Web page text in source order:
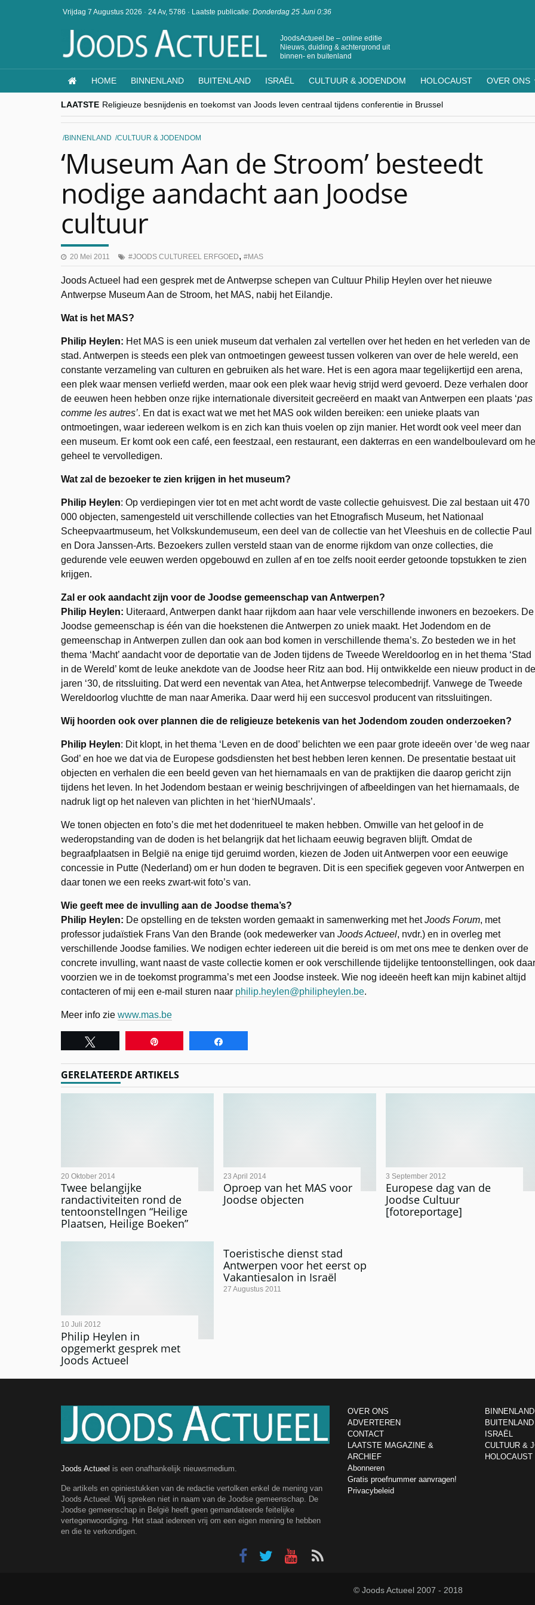
Vrijdag 7 Augustus 2026 · 24 Av, 5786 · Laatste publicatie: Donderdag 25 Juni 0:36
JoodsActueel.be – online editie
Nieuws, duiding & achtergrond uit
binnen- en buitenland
HOME BINNENLAND BUITENLAND ISRAËL CULTUUR & JODENDOM HOLOCAUST OVER ONS
LAATSTE Religieuze besnijdenis en toekomst van Joods leven centraal tijdens conferentie in Brussel
“Besnijdenisdebat toont hoe moeilijk seculiere Westen minderheden begrijpt”, Jinnih Beels (Vooruit)
CITYTRIP | ROEMENIË – Boekarest: de verrassing van Oost-Europa
“Vandaag zit elke Jood in België op de beklaagdenbank”
BINNENLAND CULTUUR & JODENDOM
‘Museum Aan de Stroom’ besteedt
nodige aandacht aan Joodse
cultuur
20 Mei 2011 JOODS CULTUREEL ERFGOED, MAS
Joods Actueel had een gesprek met de Antwerpse schepen van Cultuur Philip Heylen over het nieuwe
Antwerpse Museum Aan de Stroom, het MAS, nabij het Eilandje.
Wat is het MAS?
Philip Heylen: Het MAS is een uniek museum dat verhalen zal vertellen over het heden en het verleden van de
stad. Antwerpen is steeds een plek van ontmoetingen geweest tussen volkeren van over de hele wereld, een
constante verzameling van culturen en gebruiken als het ware. Het is een agora maar tegelijkertijd een arena,
een plek waar mensen verliefd werden, maar ook een plek waar hevig strijd werd gevoerd. Deze verhalen door
de eeuwen heen hebben onze rijke internationale diversiteit gecreëerd en maakt van Antwerpen een plaats ‘pas
comme les autres’. En dat is exact wat we met het MAS ook wilden bereiken: een unieke plaats van
ontmoetingen, waar iedereen welkom is en zich kan thuis voelen op zijn manier. Het wordt ook veel meer dan
een museum. Er komt ook een café, een feestzaal, een restaurant, een dakterras en een wandelboulevard om
geheel te vervolledigen.
Wat zal de bezoeker te zien krijgen in het museum?
Philip Heylen: Op verdiepingen vier tot en met acht wordt de vaste collectie gehuisvest. Die zal bestaan uit 470
000 objecten, samengesteld uit verschillende collecties van het Etnografisch Museum, het Nationaal
Scheepvaartmuseum, het Volkskundemuseum, een deel van de collectie van het Vleeshuis en de collectie Paul
en Dora Janssen-Arts. Bezoekers zullen versteld staan van de enorme rijkdom van onze collecties, die
gedurende vele eeuwen werden opgebouwd en zullen af en toe zelfs nooit eerder getoonde topstukken te zien
krijgen.
Zal er ook aandacht zijn voor de Joodse gemeenschap van Antwerpen?
Philip Heylen: Uiteraard, Antwerpen dankt haar rijkdom aan haar vele verschillende inwoners en bezoekers. De
Joodse gemeenschap is één van die hoekstenen die Antwerpen zo uniek maakt. Het Jodendom en de
gemeenschap in Antwerpen zullen dan ook aan bod komen in verschillende thema’s. Zo besteden we in het
thema ‘Macht’ aandacht voor de deportatie van de Joden tijdens de Tweede Wereldoorlog en in het thema ‘Stad
in de Wereld’ komt de leuke anekdote van de Joodse heer Ritz aan bod. Hij ontwikkelde een nieuw product in de
jaren ‘30, de ritssluiting. Dat werd een neventak van Atea, het Antwerpse telecombedrijf. Vanwege de Tweede
Wereldoorlog vluchtte de man naar Amerika. Daar werd hij een succesvol producent van ritssluitingen.
Wij hoorden ook over plannen die de religieuze betekenis van het Jodendom zouden onderzoeken?
Philip Heylen: Dit klopt, in het thema ‘Leven en de dood’ belichten we een paar grote ideeën over ‘de weg naar
God’ en hoe we dat via de Europese godsdiensten het best hebben leren kennen. De presentatie bestaat uit
objecten en verhalen die een beeld geven van het hiernamaals en van de praktijken die daarop gericht zijn
tijdens het leven. In het Jodendom bestaan er weinig beschrijvingen of afbeeldingen van het hiernamaals, de
nadruk ligt op het naleven van plichten in het ‘hierNUmaals’.
We tonen objecten en foto’s die met het dodenritueel te maken hebben. Omwille van het geloof in de
wederopstanding van de doden is het belangrijk dat het lichaam eeuwig begraven blijft. Omdat de
begraafplaatsen in België na enige tijd geruimd worden, kiezen de Joden uit Antwerpen voor een eeuwige
concessie in Putte (Nederland) om er hun doden te begraven. Dit is een specifiek gegeven voor Antwerpen en
daar tonen we een reeks zwart-wit foto’s van.
Wie geeft mee de invulling aan de Joodse thema’s?
Philip Heylen: De opstelling en de teksten worden gemaakt in samenwerking met hetJoods Forum, met
professor judaïstiek Frans Van den Brande (ook medewerker van Joods Actueel, nvdr.) en in overleg met
verschillende Joodse families. We nodigen echter iedereen uit die bereid is om met ons mee te denken over de
concrete invulling, want naast de vaste collectie komen er ook verschillende tijdelijke tentoonstellingen, ook daar
voorzien we in de toekomst programma’s met een Joodse insteek. Wie nog ideeën heeft kan mijn kabinet altijd
contacteren of mij een e-mail sturen naar philip.heylen@philipheylen.be.
Meer info zie www.mas.be
GERELATEERDE ARTIKELS
Twee belangijke
randactiviteiten rond de
tentoonstellngen “Heilige
Plaatsen, Heilige Boeken”
20 Oktober 2014
Oproep van het MAS voor
Joodse objecten
23 April 2014
Europese dag van de
Joodse Cultuur
[fotoreportage]
3 September 2012
Philip Heylen in
opgemerkt gesprek met
Joods Actueel
10 Juli 2012
Toeristische dienst stad
Antwerpen voor het eerst op
Vakantiesalon in Israël
27 Augustus 2011
Joods Actueel is een onafhankelijk nieuwsmedium.
De artikels en opiniestukken van de redactie vertolken enkel de mening van
Joods Actueel. Wij spreken niet in naam van de Joodse gemeenschap. De
Joodse gemeenschap in België heeft geen gemandateerde feitelijke
vertegenwoordiging. Het staat iedereen vrij om een eigen mening te hebben
en die te verkondigen.
OVER ONS
ADVERTEREN
CONTACT
LAATSTE MAGAZINE &
ARCHIEF
Abonneren
Gratis proefnummer aanvragen!
Privacybeleid
BINNENLAND
BUITENLAND
ISRAËL
CULTUUR &
HOLOCAUST
© Joods Actueel 2007 - 2018